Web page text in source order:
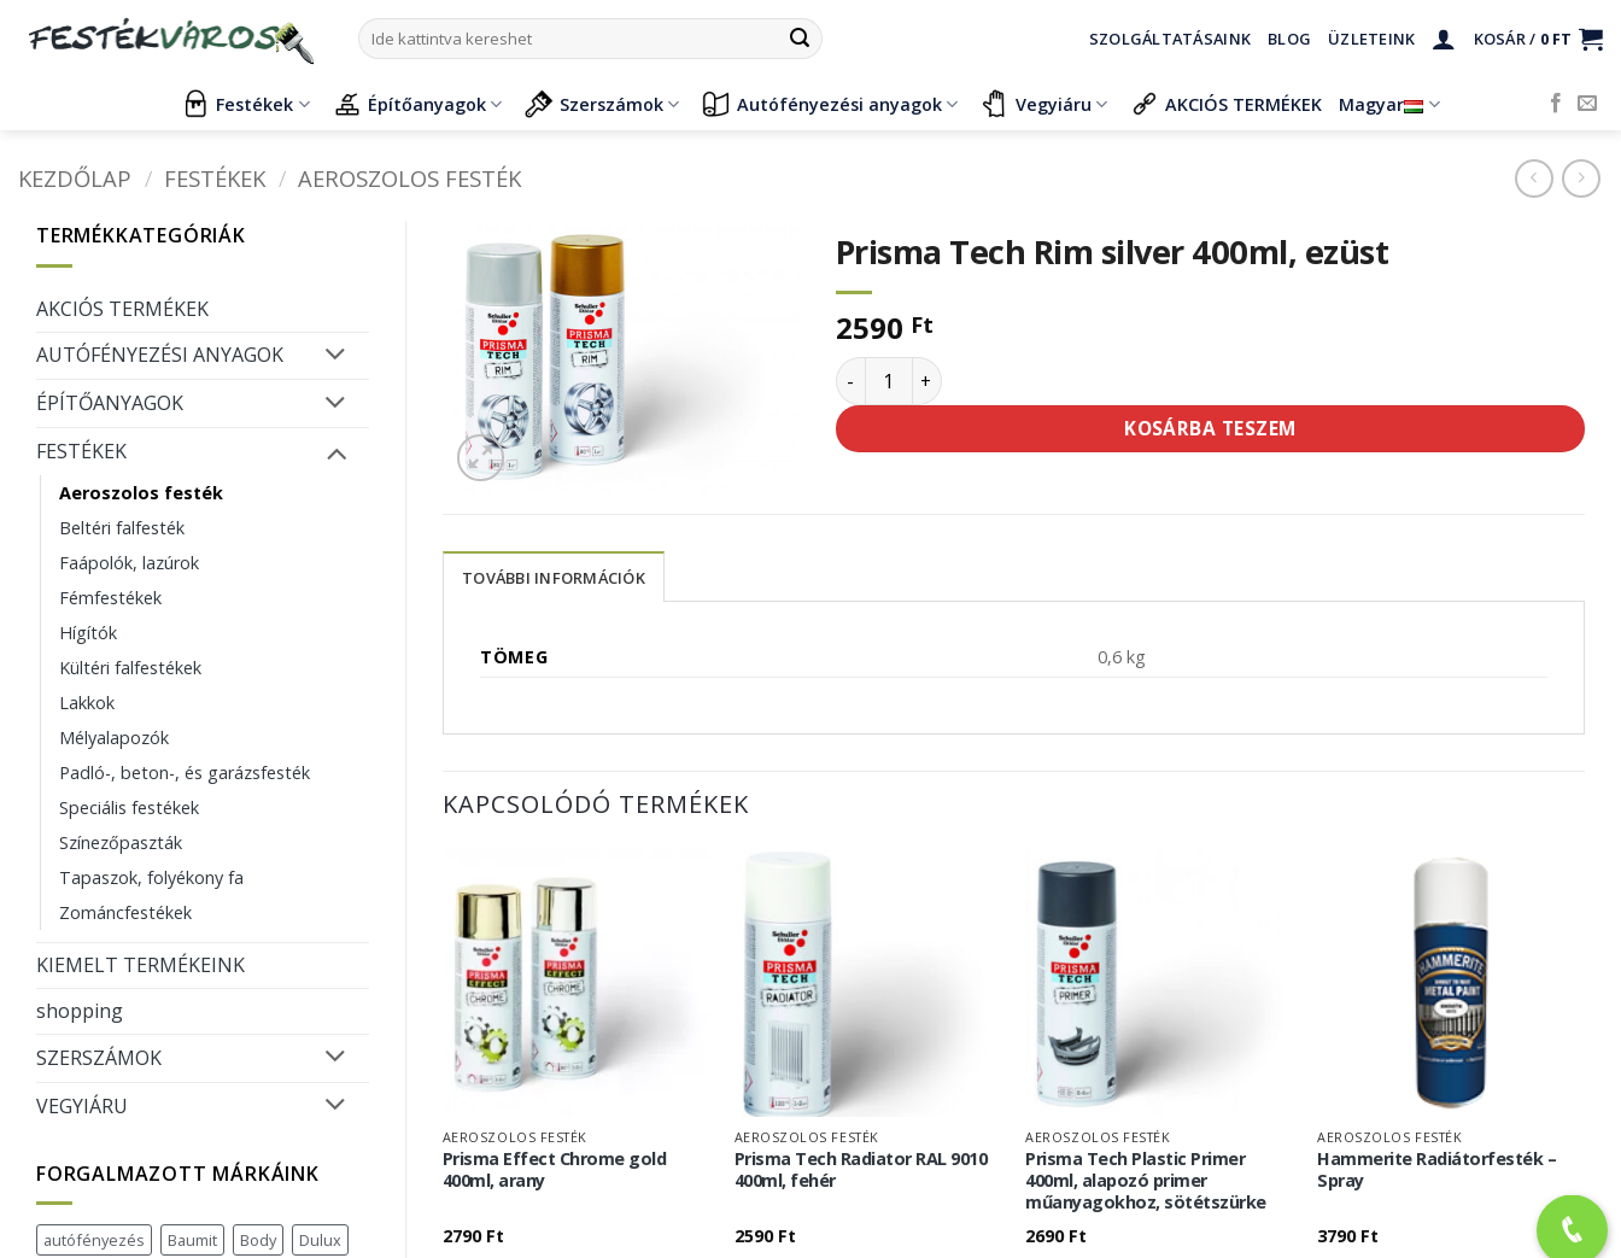
Keresés
a
SZOLGÁLTATÁSAINK BLOG ÜZLETEINK KOSÁR / 0 FT
Festékek Építőanyagok Szerszámok Autófényezési anyagok Vegyiáru AKCIÓS TERMÉKEK Magyar
KEZDŐLAP / FESTÉKEK / AEROSZOLOS FESTÉK
TERMÉKKATEGÓRIÁK
AKCIÓS TERMÉKEK
AUTÓFÉNYEZÉSI ANYAGOK
ÉPÍTŐANYAGOK
FESTÉKEK
Aeroszolos festék
Beltéri falfesték
Faápolók, lazúrok
Fémfestékek
Hígítók
Kültéri falfestékek
Lakkok
Mélyalapozók
Padló-, beton-, és garázsfesték
Speciális festékek
Színezőpaszták
Tapaszok, folyékony fa
Zománcfestékek
KIEMELT TERMÉKEINK
shopping
SZERSZÁMOK
VEGYIÁRU
FORGALMAZOTT MÁRKÁINK
autófényezés Baumit Body
Dulux
Prisma Tech Rim silver 400ml, ezüst
2590 Ft
Prisma Tech Rim silver 400ml, ezüst mennyiség
KOSÁRBA TESZEM
TOVÁBBI INFORMÁCIÓK
TÖMEG 0,6 kg
KAPCSOLÓDÓ TERMÉKEK
AEROSZOLOS FESTÉK
Prisma Effect Chrome gold
400ml, arany
2790 Ft
AEROSZOLOS FESTÉK
Prisma Tech Radiator RAL 9010
400ml, fehér
2590 Ft
AEROSZOLOS FESTÉK
Prisma Tech Plastic Primer
400ml, alapozó primer
műanyagokhoz, sötétszürke
2690 Ft
AEROSZOLOS FESTÉK
Hammerite Radiátorfesték –
Spray
3790 Ft